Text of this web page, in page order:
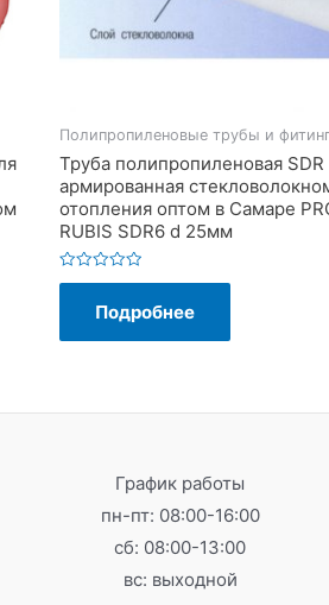
Полипропиленовые трубы и
Труба полипропиленовая SDR
армированная
отопления оптом в Самаре
RUBIS SDR6 d 25мм
Оценка
Подробнее
График работы
пн-пт: 08:00-16:00
сб: 08:00-13:00
вс: выходной